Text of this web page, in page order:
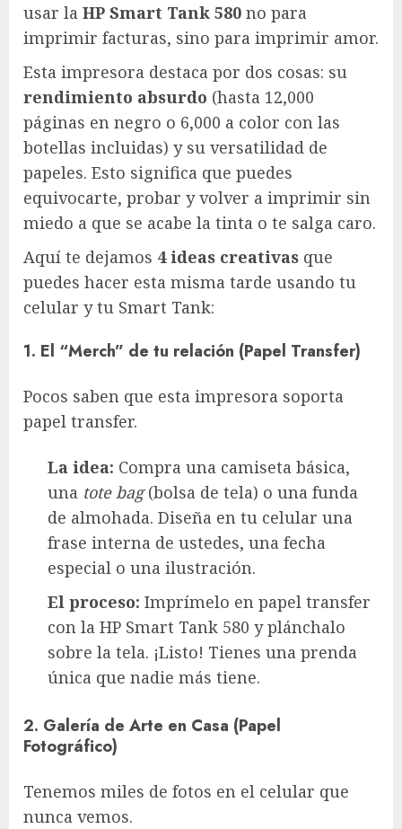
usar la HP Smart Tank 580 no para
imprimir facturas, sino para imprimir amor.
Esta impresora destaca por dos cosas: su
rendimiento absurdo (hasta 12,000
páginas en negro o 6,000 a color con las
botellas incluidas) y su versatilidad de
papeles. Esto significa que puedes
equivocarte, probar y volver a imprimir sin
miedo a que se acabe la tinta o te salga caro.
Aquí te dejamos 4 ideas creativas que
puedes hacer esta misma tarde usando tu
celular y tu Smart Tank:
1. El “Merch” de tu relación (Papel Transfer)
Pocos saben que esta impresora soporta
papel transfer.
La idea: Compra una camiseta básica,
una tote bag(bolsa de tela) o una funda
de almohada. Diseña en tu celular una
frase interna de ustedes, una fecha
especial o una ilustración.
El proceso: Imprímelo en papel transfer
con la HP Smart Tank 580 y plánchalo
sobre la tela. ¡Listo! Tienes una prenda
única que nadie más tiene.
2. Galería de Arte en Casa (Papel
Fotográfico)
Tenemos miles de fotos en el celular que
nunca vemos.